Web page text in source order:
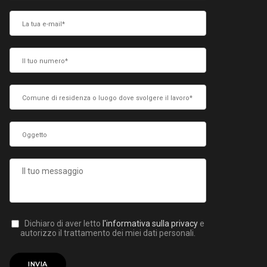
Dichiaro di aver letto l'informativa sulla privacy e
autorizzo il trattamento dei miei dati personali.